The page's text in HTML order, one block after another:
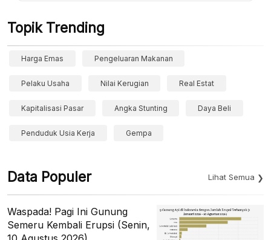
Topik Trending
Harga Emas Pengeluaran Makanan
Pelaku Usaha Nilai Kerugian Real Estat
Kapitalisasi Pasar Angka Stunting Daya Beli
Penduduk Usia Kerja Gempa
Data Populer Lihat Semua
Waspada! Pagi Ini Gunung
Semeru Kembali Erupsi (Senin,